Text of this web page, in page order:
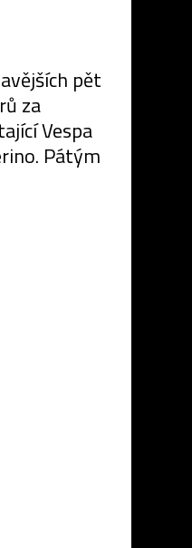
pět
za
Vespa
Pátým